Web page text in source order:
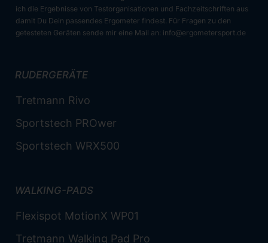
ich die Ergebnisse von Testorganisationen und Fachzeitschriften aus
damit Du Dein passendes Ergometer findest. Für Fragen zu den
getesteten Geräten sende mir eine Mail an: info@ergometersport.de
RUDERGERÄTE
Tretmann Rivo
Sportstech PROwer
Sportstech WRX500
WALKING-PADS
Flexispot MotionX WP01
Tretmann Walking Pad Pro